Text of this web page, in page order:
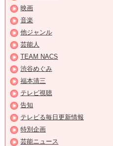
映画
音楽
他ジャンル
芸能人
TEAM NACS
渋谷めぐみ
福本清三
テレビ視聴
告知
テレビる毎日更新情報
特別企画
芸能ニュース